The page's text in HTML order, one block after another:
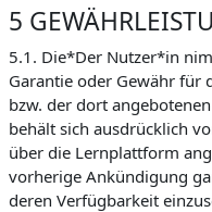
5
5.1. Die*Der Nutzer*in
Garantie oder Gewähr für
bzw. der dort
behält sich ausdrücklich
über die Lernplattform
vorherige Ankündigung
deren Verfügbarkeit